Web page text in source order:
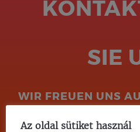
SIE
WIR FREUEN UNS
Az oldal sütiket használ